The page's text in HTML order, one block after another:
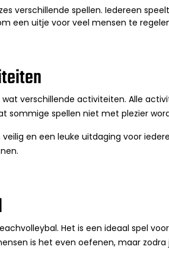
verschillende spellen. Iedereen
een uitje voor veel mensen te
verschillende activiteiten. Alle
sommige spellen niet met plezier
veilig en een leuke uitdaging voor
Het is een ideaal spel
is het even oefenen, maar